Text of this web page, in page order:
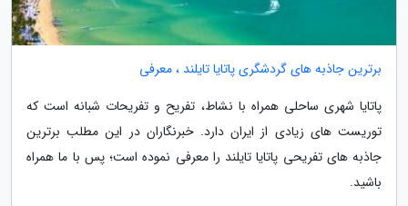
برترین جاذبه های گردشگری پاتایا تایلند ، معرفی
پاتایا شهری ساحلی همراه با نشاط، تفریح و تفریحات شبانه است که
توریست های زیادی از ایران دارد. خبرنگاران در این مطلب برترین
جاذبه های تفریحی پاتایا تایلند را معرفی نموده است؛ پس با ما همراه
باشید.